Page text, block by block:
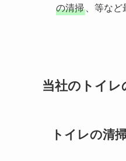
の清掃、等など
当社のトイ
トイレの清